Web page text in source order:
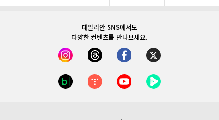
데일리안 SNS에서도
다양한 컨텐츠를 만나보세요.